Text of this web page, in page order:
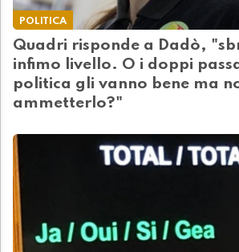
POLITICA
Quadri risponde a Dadò,
infimo livello. O i doppi
politica gli vanno bene ma
ammetterlo?"